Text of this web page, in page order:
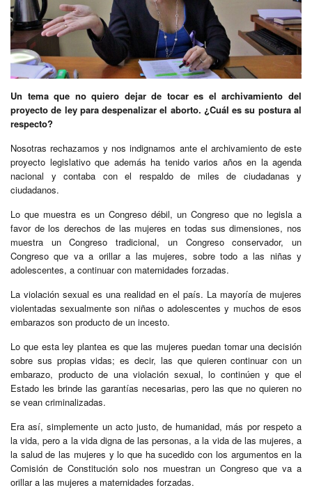
Un tema que no quiero dejar de tocar es el archivamiento del
proyecto de ley para despenalizar el aborto. ¿Cuál es su postura al
respecto?
Nosotras rechazamos y nos indignamos ante el archivamiento de este
proyecto legislativo que además ha tenido varios años en la agenda
nacional y contaba con el respaldo de miles de ciudadanas y
ciudadanos.
Lo que muestra es un Congreso débil, un Congreso que no legisla a
favor de los derechos de las mujeres en todas sus dimensiones, nos
muestra un Congreso tradicional, un Congreso conservador, un
Congreso que va a orillar a las mujeres, sobre todo a las niñas y
adolescentes, a continuar con maternidades forzadas.
La violación sexual es una realidad en el país. La mayoría de mujeres
violentadas sexualmente son niñas o adolescentes y muchos de esos
embarazos son producto de un incesto.
Lo que esta ley plantea es que las mujeres puedan tomar una decisión
sobre sus propias vidas; es decir, las que quieren continuar con un
embarazo, producto de una violación sexual, lo continúen y que el
Estado les brinde las garantías necesarias, pero las que no quieren no
se vean criminalizadas.
Era así, simplemente un acto justo, de humanidad, más por respeto a
la vida, pero a la vida digna de las personas, a la vida de las mujeres, a
la salud de las mujeres y lo que ha sucedido con los argumentos en la
Comisión de Constitución solo nos muestran un Congreso que va a
orillar a las mujeres a maternidades forzadas.